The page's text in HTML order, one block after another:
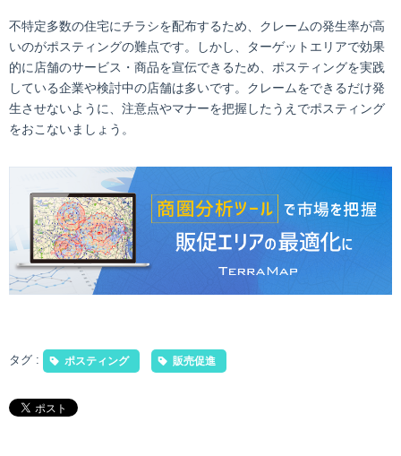
不特定多数の住宅にチラシを配布するため、クレームの発生率が高
いのがポスティングの難点です。しかし、ターゲットエリアで効果
的に店舗のサービス・商品を宣伝できるため、ポスティングを実践
している企業や検討中の店舗は多いです。クレームをできるだけ発
生させないように、注意点やマナーを把握したうえでポスティング
をおこないましょう。
タグ : ポスティング 販売促進